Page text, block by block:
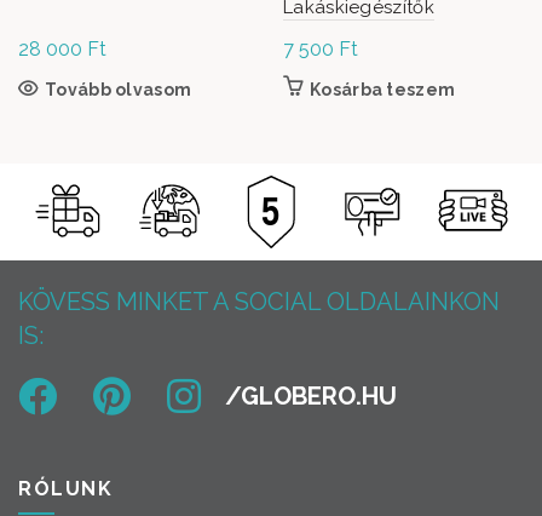
28 000 Ft
Tovább olvasom
Lakáskiegészítők
7 500 Ft
Kosárba teszem
KÖVESS MINKET A SOCIAL OLDALAINKON
IS:
RÓLUNK